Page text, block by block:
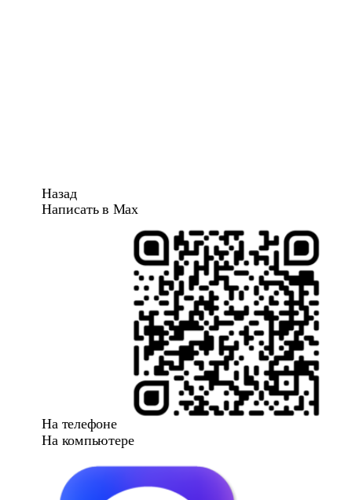
Назад
Написать в Max
На телефоне
На компьютере